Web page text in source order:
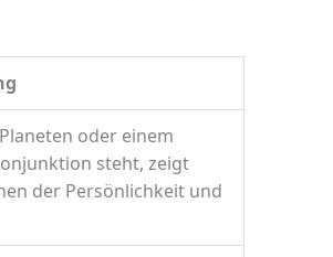
oder einem
steht, zeigt
der Persönlichkeit und